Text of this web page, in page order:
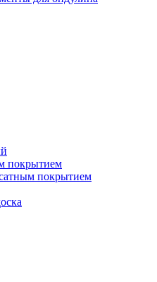
покрытием
покрытием